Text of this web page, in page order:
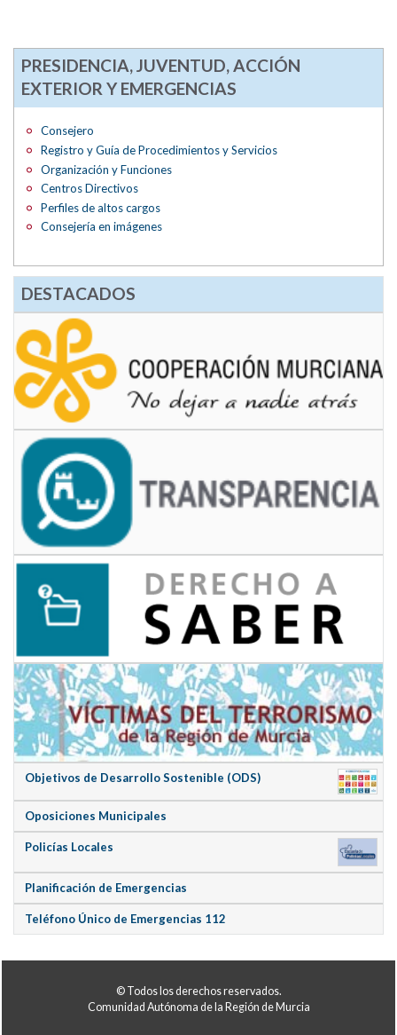
PRESIDENCIA, JUVENTUD, ACCIÓN
EXTERIOR Y EMERGENCIAS
Consejero
Registro y Guía de Procedimientos y Servicios
Organización y Funciones
Centros Directivos
Perfiles de altos cargos
Consejería en imágenes
DESTACADOS
Objetivos de Desarrollo Sostenible (ODS)
Oposiciones Municipales
Policías Locales
Planificación de Emergencias
Teléfono Único de Emergencias 112
© Todos los derechos reservados.
Comunidad Autónoma de la Región de Murcia